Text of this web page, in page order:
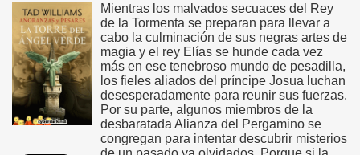
Mientras los malvados secuaces del Rey
de la Tormenta se preparan para llevar a
cabo la culminación de sus negras artes de
magia y el rey Elías se hunde cada vez
más en ese tenebroso mundo de pesadilla,
los fieles aliados del príncipe Josua luchan
desesperadamente para reunir sus fuerzas.
Por su parte, algunos miembros de la
desbaratada Alianza del Pergamino se
congregan para intentar descubrir misterios